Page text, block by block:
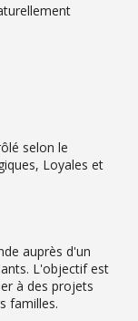
selon le
Loyales et
auprès d'un
L'objectif est
à des projets
familles.